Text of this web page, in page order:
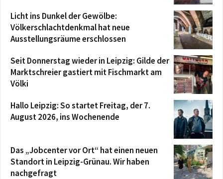
Licht ins Dunkel der Gewölbe:
Völkerschlachtdenkmal hat neue
Ausstellungsräume erschlossen
Seit Donnerstag wieder in Leipzig: Gilde der
Marktschreier gastiert mit Fischmarkt am
Völki
Hallo Leipzig: So startet Freitag, der 7.
August 2026, ins Wochenende
Das „Jobcenter vor Ort“ hat einen neuen
Standort in Leipzig-Grünau. Wir haben
nachgefragt